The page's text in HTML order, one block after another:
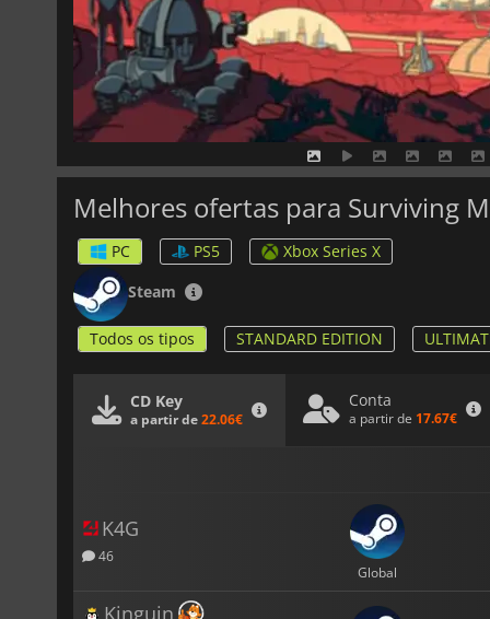
Melhores ofertas para Surviving
PC PS5
Xbox Series X
Steam
Todos os tipos STANDARD EDITION
CD Key
a partir de22.06€
Conta
a partir de 17.67€
K4G
46
Global
Kinguin